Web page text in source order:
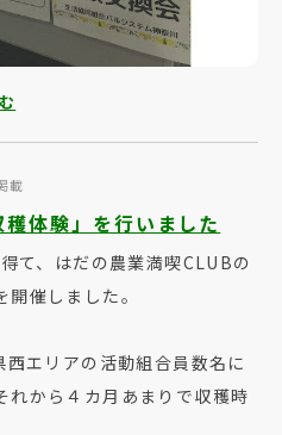
載
体験」を行いました
て、はだの農業満喫CLUBの
催しました。
エリアの活動組合員数名に
れから４カ月あまりで収穫時